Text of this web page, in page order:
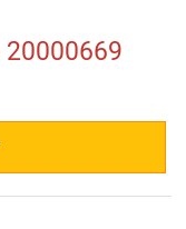
20000669